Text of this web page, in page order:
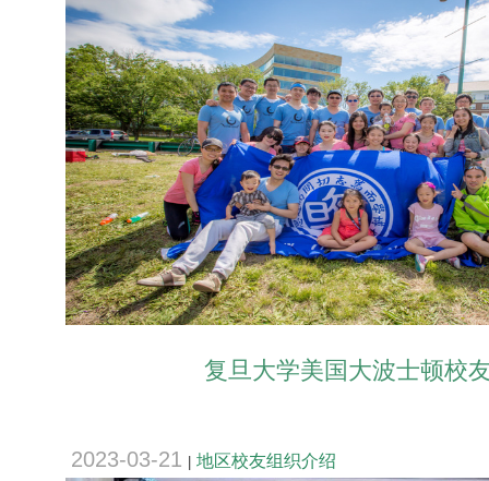
复旦大学美国大波士顿校
2023-03-21 地区校友组织介绍